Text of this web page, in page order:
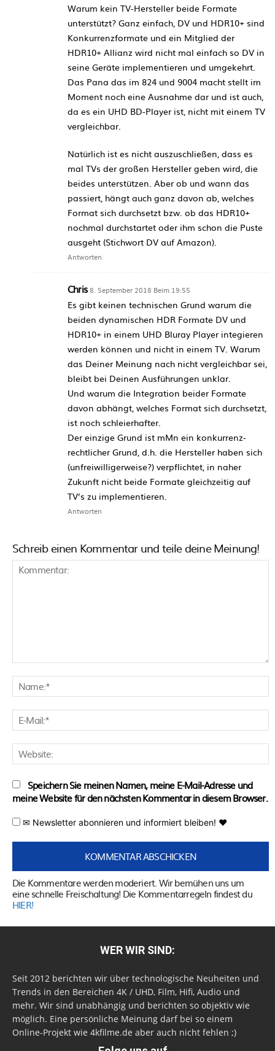
Warum kein TV-Hersteller beide Formate
unterstützt? Ganz einfach, DV und HDR10+ sind
Konkurrenzformate und ein Mitglied der
HDR10+ Allianz wird nicht mal einfach so DV in
seine Geräte implementieren und umgekehrt.
Das Pana das im 824 und 9004 macht stellt im
Moment noch eine Ausnahme dar und ist auch,
da es ein UHD BD-Player ist, nicht mit einem TV
vergleichbar.
Natürlich ist es nicht auszuschließen, dass es
mal TVs der großen Hersteller geben wird, die
beides unterstützen. Aber ob und wann das
passiert, hängt auch ganz davon ab, welches
Format sich durchsetzt bzw. ob das HDR10+
nochmal durchstartet oder ihm schon die Puste
ausgeht (Stichwort DV auf Amazon).
Antworten
Chris 8. September 2018 Beim 19:55
Es gibt keinen technischen Grund warum die
beiden dynamischen HDR Formate DV und
HDR10+ in einem UHD Bluray Player integieren
werden können und nicht in einem TV. Warum
das Deiner Meinung nach nicht vergleichbar sei,
bleibt bei Deinen Ausführungen unklar.
Und warum die Integration beider Formate
davon abhängt, welches Format sich durchsetzt,
ist noch schleierhafter.
Der einzige Grund ist mMn ein konkurrenz-
rechtlicher Grund, d.h. die Hersteller haben sich
(unfreiwilligerweise?) verpflichtet, in naher
Zukunft nicht beide Formate gleichzeitig auf
TV’s zu implementieren.
Antworten
Schreib einen Kommentar und teile deine Meinung!
Speichern Sie meinen Namen, meine E-Mail-Adresse und
meine Website für den nächsten Kommentar in diesem Browser.
✉ Newsletter abonnieren und informiert bleiben! ♥
Die Kommentare werden moderiert. Wir bemühen uns um
eine schnelle Freischaltung! Die Kommentarregeln findest du
HIER!
WER WIR SIND:
Seit 2012 berichten wir über technologische Neuheiten und
Trends in den Bereichen 4K / UHD, Film, Hifi, Audio und
mehr. Wir sind unabhängig und berichten so objektiv wie
möglich. Eine persönliche Meinung darf bei so einem
Online-Projekt wie 4kfilme.de aber auch nicht fehlen ;)